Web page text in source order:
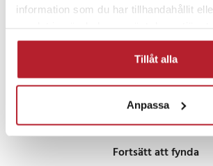
information som du har tillhandahållit
Tillåt alla
Anpassa
Fortsätt att fynda